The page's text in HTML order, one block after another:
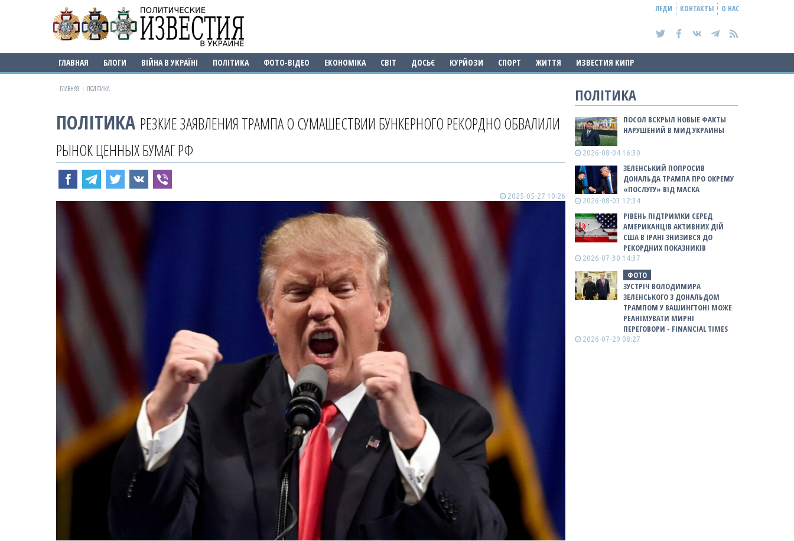
ЛЕДИ КОНТАКТЫ О НАС
ГЛАВНАЯ БЛОГИ ВІЙНА В УКРАЇНІ ПОЛІТИКА ФОТО-ВІДЕО ЕКОНОМІКА СВІТ ДОСЬЄ КУРЙОЗИ СПОРТ ЖИТТЯ ИЗВЕСТИЯ КИПР
ГЛАВНАЯ ПОЛІТИКА
ПОЛІТИКА РЕЗКИЕ ЗАЯВЛЕНИЯ ТРАМПА О СУМАШЕСТВИИ БУНКЕРНОГО РЕКОРДНО ОБВАЛИЛИ
РЫНОК ЦЕННЫХ БУМАГ РФ
2025-05-27 10:26
ПОЛІТИКА
ПОСОЛ ВСКРЫЛ НОВЫЕ ФАКТЫ
НАРУШЕНИЙ В МИД УКРАИНЫ
2026-08-04 16:30
ЗЕЛЕНСЬКИЙ ПОПРОСИВ
ДОНАЛЬДА ТРАМПА ПРО ОКРЕМУ
«ПОСЛУГУ» ВІД МАСКА
2026-08-03 12:34
РІВЕНЬ ПІДТРИМКИ СЕРЕД
АМЕРИКАНЦІВ АКТИВНИХ ДІЙ
США В ІРАНІ ЗНИЗИВСЯ ДО
РЕКОРДНИХ ПОКАЗНИКІВ
2026-07-30 14:37
ФОТО
ЗУСТРІЧ ВОЛОДИМИРА
ЗЕЛЕНСЬКОГО З ДОНАЛЬДОМ
ТРАМПОМ У ВАШИНГТОНІ МОЖЕ
РЕАНІМУВАТИ МИРНІ
ПЕРЕГОВОРИ - FINANCIAL TIMES
2026-07-29 08:27